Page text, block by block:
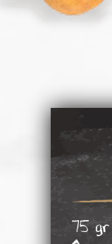
75 gr